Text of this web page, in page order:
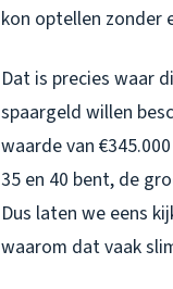
kon optellen zonder
Dat is precies waar
spaargeld willen
waarde van
35 en 40 bent, de
Dus laten we eens
waarom dat vaak